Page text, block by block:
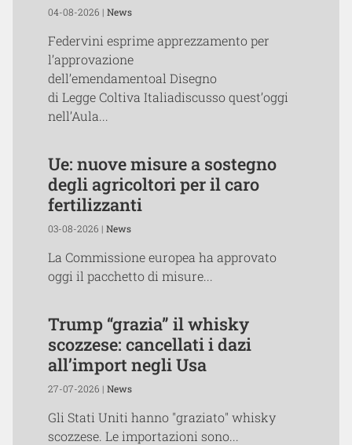
04-08-2026 | News
Federvini esprime apprezzamento per
l’approvazione
dell’emendamentoal Disegno
di Legge Coltiva Italiadiscusso quest’oggi
nell’Aula...
Ue: nuove misure a sostegno
degli agricoltori per il caro
fertilizzanti
03-08-2026 | News
La Commissione europea ha approvato
oggi il pacchetto di misure...
Trump “grazia” il whisky
scozzese: cancellati i dazi
all’import negli Usa
27-07-2026 | News
Gli Stati Uniti hanno "graziato" whisky
scozzese. Le importazioni sono...